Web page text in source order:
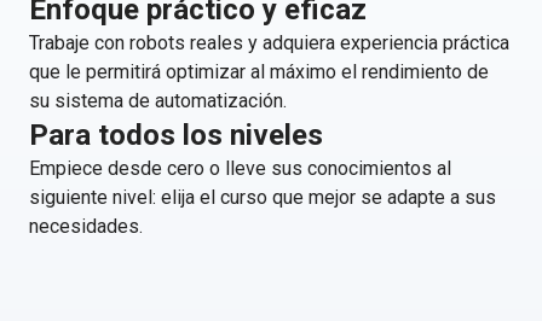
Enfoque práctico y eficaz
Trabaje con robots reales y adquiera experiencia práctica
que le permitirá optimizar al máximo el rendimiento de
su sistema de automatización.
Para todos los niveles
Empiece desde cero o lleve sus conocimientos al
siguiente nivel: elija el curso que mejor se adapte a sus
necesidades.